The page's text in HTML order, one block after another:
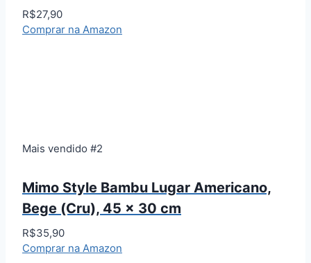
R$27,90
Comprar na Amazon
Mais vendido #2
Mimo Style Bambu Lugar Americano,
Bege (Cru), 45 x 30 cm
R$35,90
Comprar na Amazon